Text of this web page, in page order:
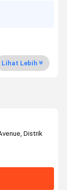
Lihat Lebih
Distrik